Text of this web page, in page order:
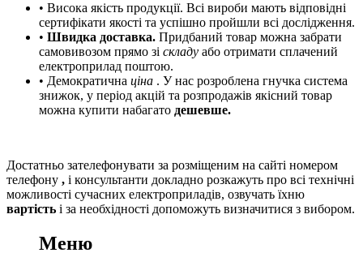
• Висока якість продукції. Всі вироби мають відповідні
сертифікати якості та успішно пройшли всі дослідження.
• Швидка доставка. Придбаний товар можна забрати
самовивозом прямо зі складу або отримати сплачений
електроприлад поштою.
• Демократична ціна . У нас розроблена гнучка система
знижок, у період акцій та розпродажів якісний товар
можна купити набагато дешевше.
Достатньо зателефонувати за розміщеним на сайті номером
телефону , і консультанти докладно розкажуть про всі технічні
можливості сучасних електроприладів, озвучать їхню
вартість і за необхідності допоможуть визначитися з вибором.
Меню